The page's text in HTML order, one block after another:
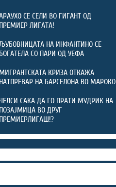
СЕ СЕЛИ ВО ГИГАНТ ОД
ПРЕМИЕР ЛИГАТА!
НА ИНФАНТИНО СЕ
БОГАТЕЛА СО ПАРИ ОД УЕФА
МИГРАНТСКАТА КРИЗА ОТКАЖА
НАТПРЕВАР НА БАРСЕЛОНА ВО МАРОКО
САКА ДА ГО ПРАТИ МУДРИК НА
ПОЗАЈМИЦА ВО ДРУГ
ПРЕМИЕРЛИГАШ!?